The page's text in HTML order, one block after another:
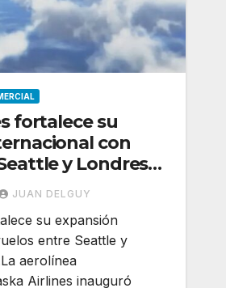
fortalece su
con
y Londres
JUAN DELGUY
su expansión
entre Seattle y
aerolínea
Airlines inauguró